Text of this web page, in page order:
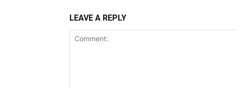
LEAVE A REPLY